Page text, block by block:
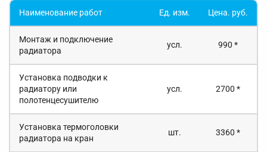
Наименование работ Ед. изм. Цена. руб.
Монтаж и подключение
радиатора
усл. 990 *
Установка подводки к
радиатору или
полотенцесушителю
усл. 2700 *
Установка термоголовки
радиатора на кран
шт. 3360 *